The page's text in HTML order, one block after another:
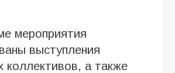
мероприятия
выступления
коллективов, а также